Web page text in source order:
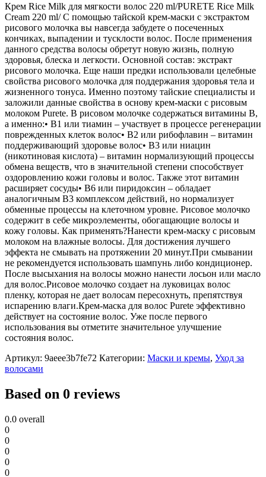
Крем Rice Milk для мягкости волос 220 ml/PURETE Rice Milk
Cream 220 ml/ С помощью тайской крем-маски с экстрактом
рисового молочка вы навсегда забудете о посеченных
кончиках, выпадении и тусклости волос. После применения
данного средства волосы обретут новую жизнь, полную
здоровья, блеска и легкости. Основной состав: экстракт
рисового молочка. Еще наши предки использовали целебные
свойства рисового молочка для поддержания здоровья тела и
жизненного тонуса. Именно поэтому тайские специалисты и
заложили данные свойства в основу крем-маски с рисовым
молоком Purete. В рисовом молочке содержаться витамины В,
а именно:• В1 или тиамин – участвует в процессе регенерации
поврежденных клеток волос• В2 или рибофлавин – витамин
поддерживающий здоровье волос• В3 или ниацин
(никотиновая кислота) – витамин нормализующий процессы
обмена веществ, что в значительной степени способствует
оздоровлению кожи головы и волос. Также этот витамин
расширяет сосуды• В6 или пиридоксин – обладает
аналогичным В3 комплексом действий, но нормализует
обменные процессы на клеточном уровне. Рисовое молочко
содержит в себе микроэлементы, обогащающие волосы и
кожу головы. Как применять?Нанести крем-маску с рисовым
молоком на влажные волосы. Для достижения лучшего
эффекта не смывать на протяжении 20 минут.При смывании
не рекомендуется использовать шампунь либо кондиционер.
После высыхания на волосы можно нанести лосьон или масло
для волос.Рисовое молочко создает на луковицах волос
пленку, которая не дает волосам пересохнуть, препятствуя
испарению влаги.Крем-маска для волос Purete эффективно
действует на состояние волос. Уже после первого
использования вы отметите значительное улучшение
состояния волос.
Артикул: 9aeee3b7fe72 Категории: Маски и кремы, Уход за
волосами
Based on 0 reviews
0.0 overall
0
0
0
0
0